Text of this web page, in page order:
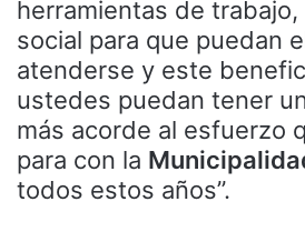
herramientas de trabajo,
social para que puedan
atenderse y este
ustedes puedan tener
más acorde al esfuerzo
para con la
todos estos años”.